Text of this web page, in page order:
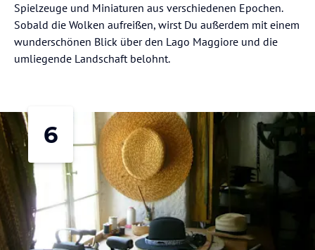
Spielzeuge und Miniaturen aus verschiedenen Epochen.
Sobald die Wolken aufreißen, wirst Du außerdem mit einem
wunderschönen Blick über den Lago Maggiore und die
umliegende Landschaft belohnt.
6